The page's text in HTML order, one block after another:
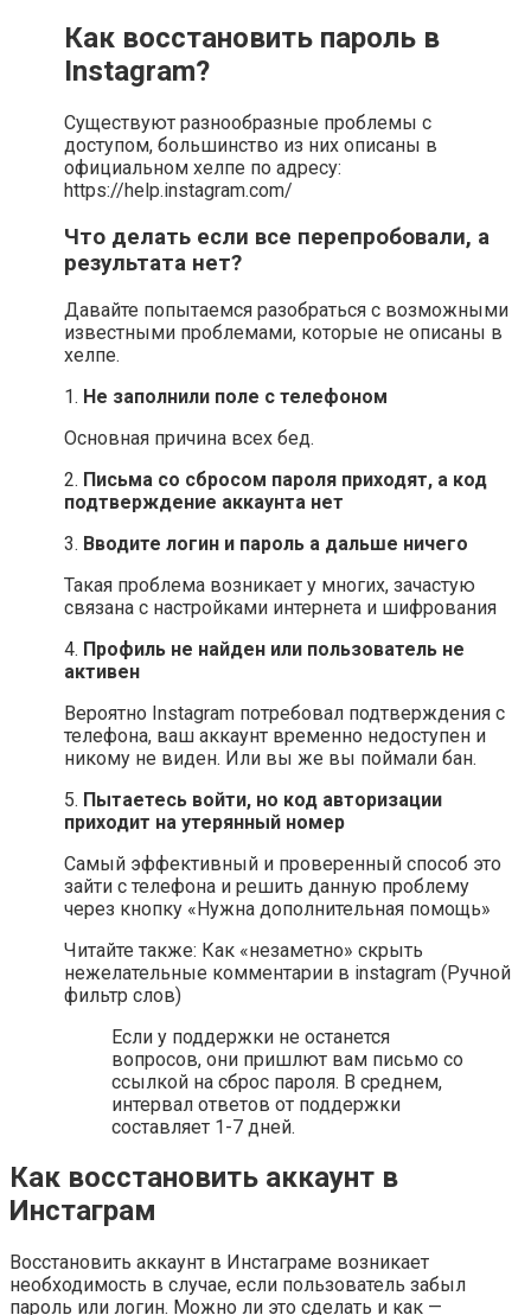
Как восстановить пароль в
Instagram?
Существуют разнообразные проблемы с
доступом, большинство из них описаны в
официальном хелпе по адресу:
https://help.instagram.com/
Что делать если все перепробовали, а
результата нет?
Давайте попытаемся разобраться с возможными
известными проблемами, которые не описаны в
хелпе.
1. Не заполнили поле с телефоном
Основная причина всех бед.
2. Письма со сбросом пароля приходят, а код
подтверждение аккаунта нет
3. Вводите логин и пароль а дальше ничего
Такая проблема возникает у многих, зачастую
связана с настройками интернета и шифрования
4. Профиль не найден или пользователь не
активен
Вероятно Instagram потребовал подтверждения с
телефона, ваш аккаунт временно недоступен и
никому не виден. Или вы же вы поймали бан.
5. Пытаетесь войти, но код авторизации
приходит на утерянный номер
Самый эффективный и проверенный способ это
зайти с телефона и решить данную проблему
через кнопку «Нужна дополнительная помощь»
Читайте также: Как «незаметно» скрыть
нежелательные комментарии в instagram (Ручной
фильтр слов)
Если у поддержки не останется
вопросов, они пришлют вам письмо со
ссылкой на сброс пароля. В среднем,
интервал ответов от поддержки
составляет 1-7 дней.
Как восстановить аккаунт в
Инстаграм
Восстановить аккаунт в Инстаграме возникает
необходимость в случае, если пользователь забыл
пароль или логин. Можно ли это сделать и как —